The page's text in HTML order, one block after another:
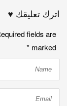
اترك تعليقك ♥
fields are
marked
*